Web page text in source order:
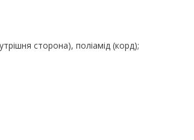
сторона), поліамід (корд);